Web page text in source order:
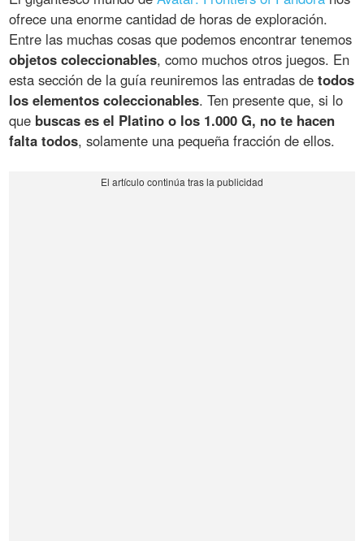
ofrece una enorme cantidad de horas de exploración.
Entre las muchas cosas que podemos encontrar tenemos
objetos coleccionables, como muchos otros juegos. En
esta sección de la guía reuniremos las entradas detodos
los elementos coleccionables. Ten presente que, si lo
que buscas es el Platino o los 1.000 G, no te hacen
falta todos, solamente una pequeña fracción de ellos.